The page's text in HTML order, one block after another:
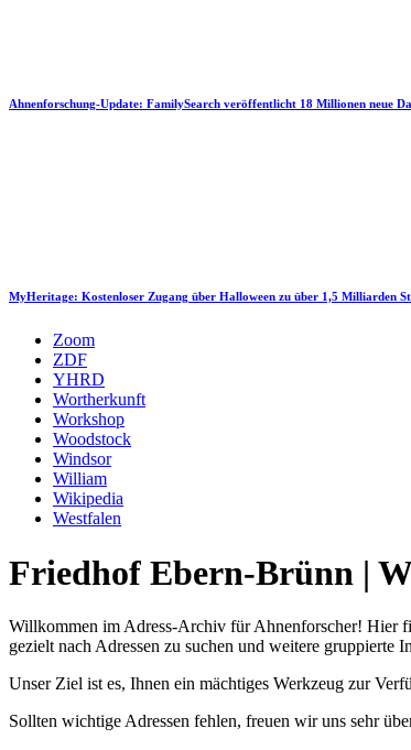
Ahnenforschung-Update: FamilySearch veröffentlicht 18 Millionen neue
MyHeritage: Kostenloser Zugang über Halloween zu über 1,5 Milliarden
Zoom
ZDF
YHRD
Wortherkunft
Workshop
Woodstock
Windsor
William
Wikipedia
Westfalen
Friedhof Ebern-Brünn |
Willkommen im Adress-Archiv für Ahnenforscher! Hier
gezielt nach Adressen zu suchen und weitere
Unser Ziel ist es, Ihnen ein mächtiges Werkzeug zur
Sollten wichtige Adressen fehlen, freuen wir uns sehr